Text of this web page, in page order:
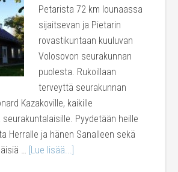
Petarista 72 km lounaassa
sijaitsevan ja Pietarin
rovastikuntaan kuuluvan
Volosovon seurakunnan
puolesta. Rukoillaan
terveyttä seurakunnan
Kazakoville, kaikille
Pyydetään heille
Herralle ja hänen Sanalleen sekä
… [Lue lisää...]